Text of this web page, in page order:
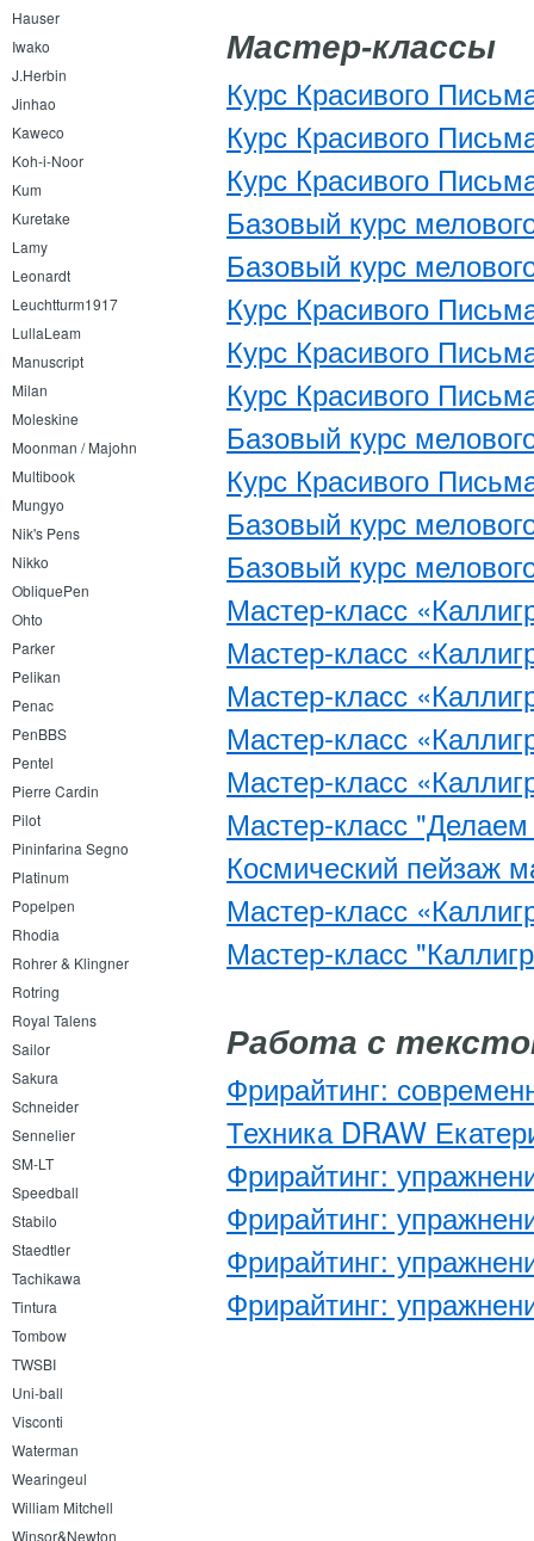
Hauser
Iwako
J.Herbin
Jinhao
Kaweco
Koh-i-Noor
Kum
Kuretake
Lamy
Leonardt
Leuchtturm1917
LullaLeam
Manuscript
Milan
Moleskine
Moonman / Majohn
Multibook
Mungyo
Nik's Pens
Nikko
ObliquePen
Ohto
Parker
Pelikan
Penac
PenBBS
Pentel
Pierre Cardin
Pilot
Pininfarina Segno
Platinum
Popelpen
Rhodia
Rohrer & Klingner
Rotring
Royal Talens
Sailor
Sakura
Schneider
Sennelier
SM-LT
Speedball
Stabilo
Staedtler
Tachikawa
Tintura
Tombow
TWSBI
Uni-ball
Visconti
Waterman
Wearingeul
William Mitchell
Winsor&Newton
Мастер-классы
Курс Красивого
Курс Красивого
Курс Красивого
Базовый курс
Базовый курс
Курс Красивого
Курс Красивого
Курс Красивого
Базовый курс
Курс Красивого
Базовый курс
Базовый курс
Мастер-класс
Мастер-класс
Мастер-класс
Мастер-класс
Мастер-класс
Мастер-класс
Космический пейзаж
Мастер-класс
Мастер-класс
Работа с
​Фрирайтинг:
​Техника DRAW
Фрирайтинг:
Фрирайтинг:
Фрирайтинг:
Фрирайтинг: